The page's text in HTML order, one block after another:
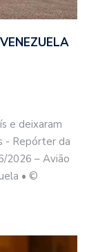
e deixaram
- Repórter da
2026 – Avião
• ©